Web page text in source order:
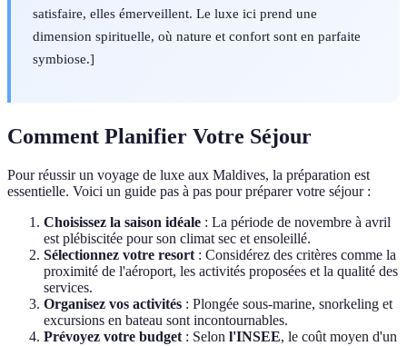
satisfaire, elles émerveillent. Le luxe ici prend une
dimension spirituelle, où nature et confort sont en parfaite
symbiose.]
Comment Planifier Votre Séjour
Pour réussir un voyage de luxe aux Maldives, la préparation est
essentielle. Voici un guide pas à pas pour préparer votre séjour :
Choisissez la saison idéale : La période de novembre à avril
est plébiscitée pour son climat sec et ensoleillé.
Sélectionnez votre resort : Considérez des critères comme la
proximité de l'aéroport, les activités proposées et la qualité des
services.
Organisez vos activités : Plongée sous-marine, snorkeling et
excursions en bateau sont incontournables.
Prévoyez votre budget : Selon l'INSEE, le coût moyen d'un